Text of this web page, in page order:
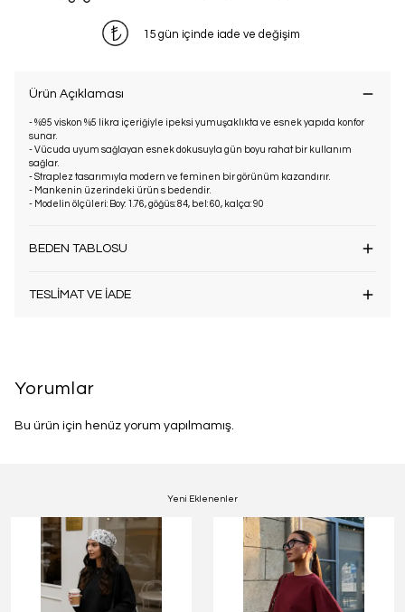
15 gün içinde iade ve değişim
Ürün Açıklaması
- %95 viskon %5 likra içeriğiyle ipeksi yumuşaklıkta ve esnek yapıda konfor
sunar.
- Vücuda uyum sağlayan esnek dokusuyla gün boyu rahat bir kullanım
sağlar.
- Straplez tasarımıyla modern ve feminen bir görünüm kazandırır.
- Mankenin üzerindeki ürün s bedendir.
- Modelin ölçüleri: Boy: 1.76, göğüs: 84, bel: 60, kalça: 90
BEDEN TABLOSU
TESLİMAT VE İADE
Yorumlar
Bu ürün için henüz yorum yapılmamış.
Yeni Eklenenler